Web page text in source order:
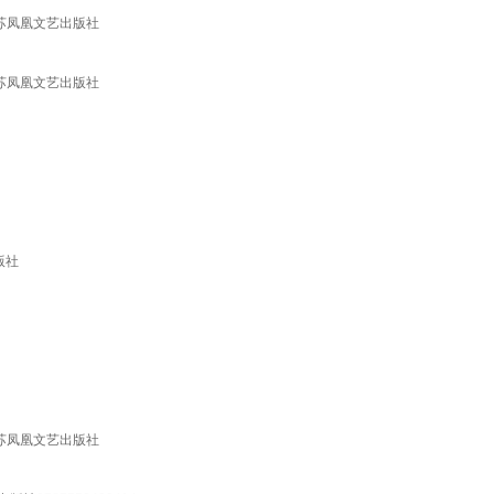
凤凰文艺出版社
凤凰文艺出版社
社
凤凰文艺出版社